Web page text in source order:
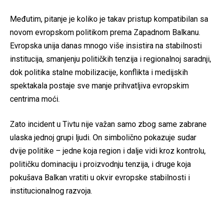
Međutim, pitanje je koliko je takav pristup kompatibilan sa
novom evropskom politikom prema Zapadnom Balkanu.
Evropska unija danas mnogo više insistira na stabilnosti
institucija, smanjenju političkih tenzija i regionalnoj saradnji,
dok politika stalne mobilizacije, konflikta i medijskih
spektakala postaje sve manje prihvatljiva evropskim
centrima moći.
Zato incident u Tivtu nije važan samo zbog same zabrane
ulaska jednoj grupi ljudi. On simbolično pokazuje sudar
dvije politike – jedne koja region i dalje vidi kroz kontrolu,
političku dominaciju i proizvodnju tenzija, i druge koja
pokušava Balkan vratiti u okvir evropske stabilnosti i
institucionalnog razvoja.